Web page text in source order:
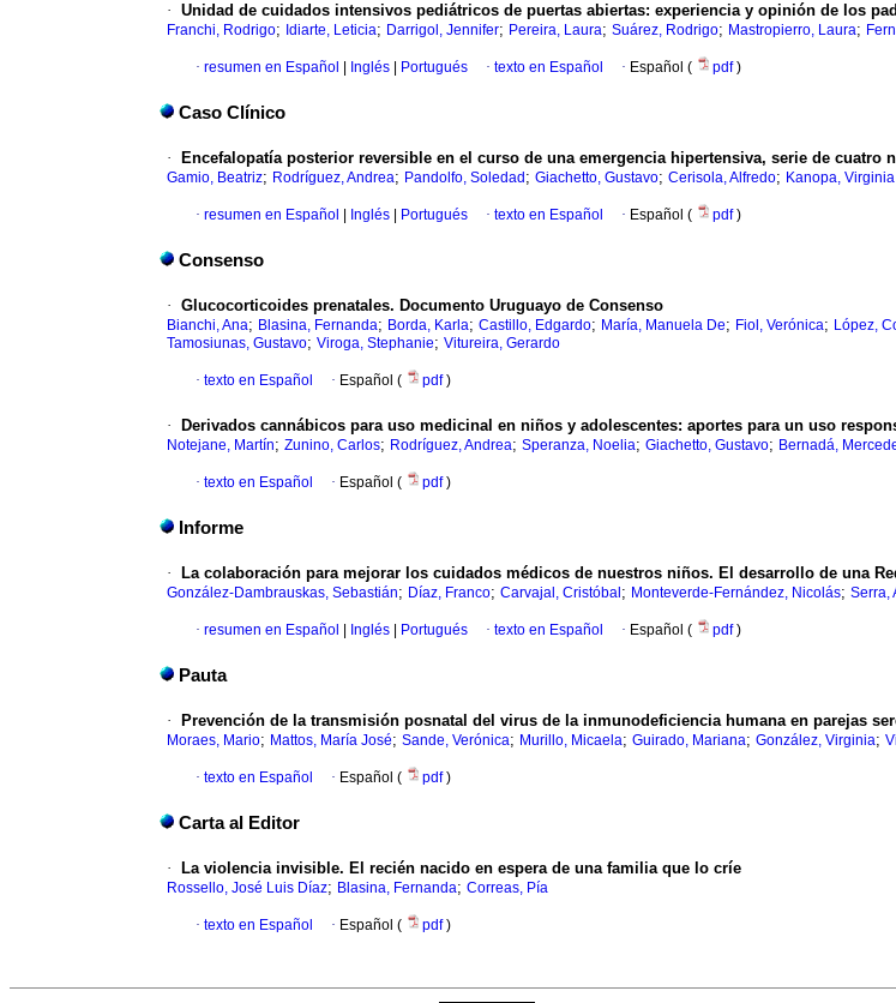
· Unidad de cuidados intensivos pediátricos de puertas abiertas: experiencia y opinión de los
Franchi, Rodrigo; Idiarte, Leticia; Darrigol, Jennifer; Pereira, Laura; Suárez, Rodrigo; Mastropierro, Laura;
· resumen en Español Inglés Portugués · texto en Español · Español ( pdf)
Caso Clínico
· Encefalopatía posterior reversible en el curso de una emergencia hipertensiva, serie de cuatro
Gamio, Beatriz; Rodríguez, Andrea; Pandolfo, Soledad ; Giachetto, Gustavo; Cerisola, Alfredo; Kanopa, Virginia
· resumen en Español Inglés Portugués · texto en Español · Español ( pdf)
Consenso
· Glucocorticoides prenatales. Documento Uruguayo de Consenso
Bianchi, Ana; Blasina, Fernanda; Borda, Karla; Castillo, Edgardo; María, Manuela De; Fiol, Verónica; López,
Tamosiunas, Gustavo; Viroga, Stephanie; Vitureira, Gerardo
· texto en Español · Español ( pdf)
· Derivados cannábicos para uso medicinal en niños y adolescentes: aportes para un uso
Notejane, Martín; Zunino, Carlos; Rodríguez, Andrea; Speranza, Noelia; Giachetto, Gustavo; Bernadá,
· texto en Español · Español ( pdf)
Informe
· La colaboración para mejorar los cuidados médicos de nuestros niños. El desarrollo de una
González-Dambrauskas, Sebastián; Díaz, Franco; Carvajal, Cristóbal ; Monteverde-Fernández, Nicolás; Serra,
· resumen en Español Inglés Portugués · texto en Español · Español ( pdf)
Pauta
· Prevención de la transmisión posnatal del virus de la inmunodeficiencia humana en parejas
Moraes, Mario; Mattos, María José; Sande, Verónica; Murillo, Micaela; Guirado, Mariana; González, Virginia;
· texto en Español · Español ( pdf)
Carta al Editor
· La violencia invisible. El recién nacido en espera de una familia que lo críe
Rossello, José Luis Díaz; Blasina, Fernanda; Correas, Pía
· texto en Español · Español ( pdf)